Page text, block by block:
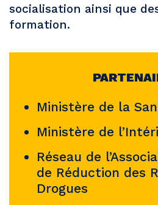
socialisation ainsi que
formation.
Ministère de la
Ministère de
Réseau de
de Réduction des
Drogues